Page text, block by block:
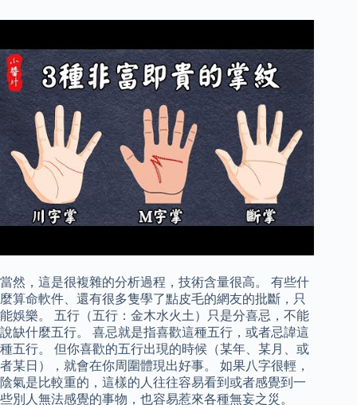
當然，這是很複雜的分析過程，技術含量很高。 有些什
麼算命軟件、還有很多隻學了點皮毛的網友的批斷，只
能娛樂。 五行（五行：金木水火土）只是分喜忌，不能
說缺什麼五行。 喜忌就是指喜歡這種五行，或者忌諱這
種五行。 但你喜歡的五行出現的時候（某年、某月、或
者某日），就會在你周圍體現出好事。 如果八字很輕，
陰氣是比較重的，這樣的人往往容易看到或者感覺到一
些別人無法感覺的事物，也容易惹來各種無妄之災。